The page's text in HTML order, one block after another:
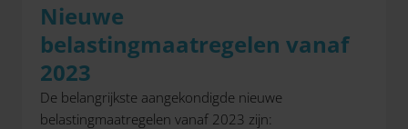
Nieuwe
belastingmaatregelen vanaf
2023
De belangrijkste aangekondigde nieuwe
belastingmaatregelen vanaf 2023 zijn: